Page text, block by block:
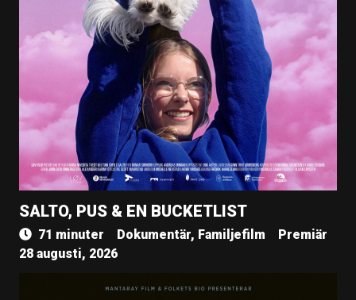
SALTO, PUS & EN BUCKETLIST
71 minuter Dokumentär, Familjefilm
Premiär
28 augusti, 2026